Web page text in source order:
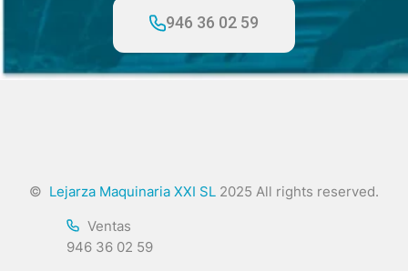
946 36 02 59
© Lejarza Maquinaria XXI SL 2025 All rights reserved.
Ventas
946 36 02 59